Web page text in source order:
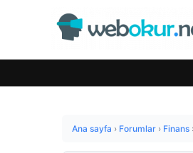
Ana sayfa › Forumlar › Finans